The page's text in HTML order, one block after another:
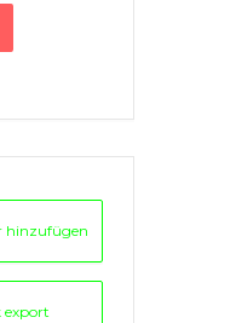
hinzufügen
export